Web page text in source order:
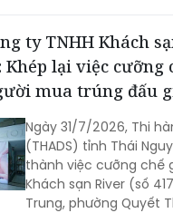
ty TNHH Khách
Khép lại việc cưỡng
mua trúng đấu
Ngày 31/7/2026, Thi
(THADS) tỉnh Thái
thành việc cưỡng chế
Khách sạn River (số
Trung, phường Quyết